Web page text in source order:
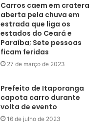
Carros caem em cratera
aberta pela chuva em
estrada que liga os
estados do Ceará e
Paraíba; Sete pessoas
ficam feridas
27 de março de 2023
Prefeito de Itaporanga
capota carro durante
volta de evento
16 de julho de 2023